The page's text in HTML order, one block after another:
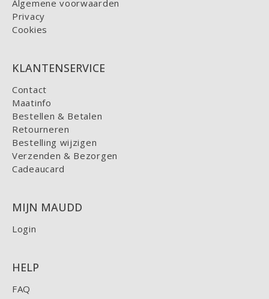
Algemene voorwaarden
Privacy
Cookies
KLANTENSERVICE
Contact
Maatinfo
Bestellen & Betalen
Retourneren
Bestelling wijzigen
Verzenden & Bezorgen
Cadeaucard
MIJN MAUDD
Login
HELP
FAQ